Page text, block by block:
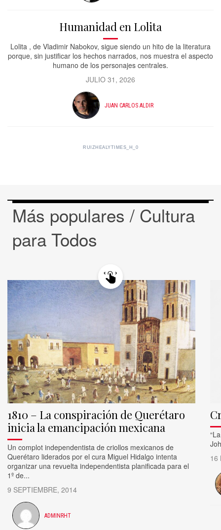
Humanidad en Lolita
Lolita , de Vladimir Nabokov, sigue siendo un hito de la literatura
porque, sin justificar los hechos narrados, nos muestra el aspecto
humano de los personajes centrales.
JULIO 31, 2026
JUAN CARLOS ALDIR
RUIZHEALYTIMES_H_0
Más populares / Cultura
para Todos
1810 – La conspiración de Querétaro
inicia la emancipación mexicana
Un complot independentista de criollos mexicanos de
Querétaro liderados por el cura Miguel Hidalgo intenta
organizar una revuelta independentista planificada para el
1º de...
9 SEPTIEMBRE, 2014
ADMINRHT
16